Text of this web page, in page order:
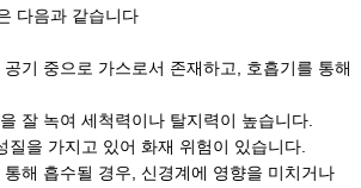
다음과 같습니다
기 중으로 가스로서 존재하고, 호흡기를 통해
잘 녹여 세척력이나 탈지력이 높습니다.
질을 가지고 있어 화재 위험이 있습니다.
해 흡수될 경우, 신경계에 영향을 미치거나